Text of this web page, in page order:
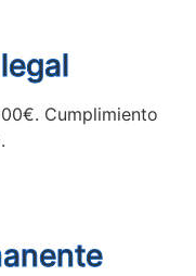
Cumplimiento